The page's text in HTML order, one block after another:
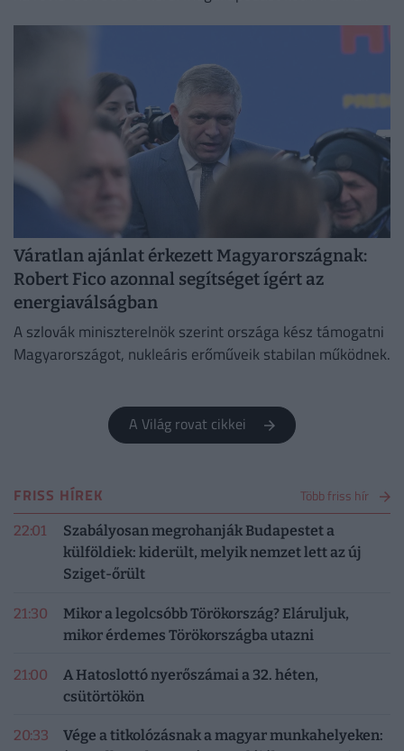
Váratlan ajánlat érkezett Magyarországnak:
Robert Fico azonnal segítséget ígért az
energiaválságban
A szlovák miniszterelnök szerint országa kész támogatni
Magyarországot, nukleáris erőműveik stabilan működnek.
A Világ rovat cikkei
FRISS HÍREK Több friss hír
22:01
Szabályosan megrohanják Budapestet a
külföldiek: kiderült, melyik nemzet lett az új
Sziget-őrült
21:30
Mikor a legolcsóbb Törökország? Eláruljuk,
mikor érdemes Törökországba utazni
21:00
A Hatoslottó nyerőszámai a 32. héten,
csütörtökön
20:33
Vége a titkolózásnak a magyar munkahelyeken: